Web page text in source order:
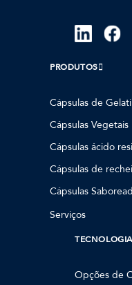
PRODUTOS
Cápsulas de
Cápsulas Vegetais
Cápsulas ácido
Cápsulas de
Cápsulas
Serviços
TECNOLOGIA
Opções de